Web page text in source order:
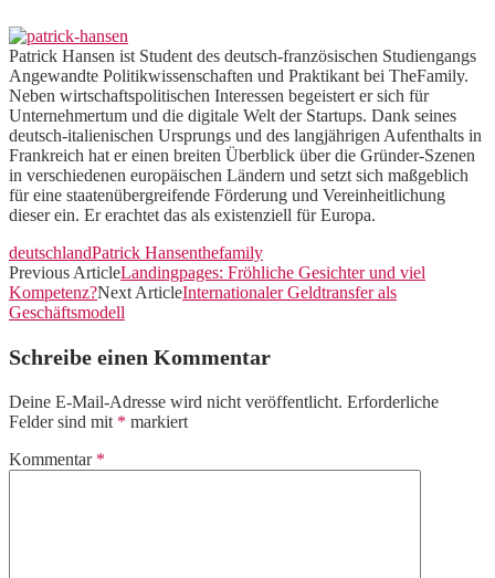
Patrick Hansen ist Student des deutsch-französischen Studiengangs
Angewandte Politikwissenschaften und Praktikant bei TheFamily.
Neben wirtschaftspolitischen Interessen begeistert er sich für
Unternehmertum und die digitale Welt der Startups. Dank seines
deutsch-italienischen Ursprungs und des langjährigen Aufenthalts in
Frankreich hat er einen breiten Überblick über die Gründer-Szenen
in verschiedenen europäischen Ländern und setzt sich maßgeblich
für eine staatenübergreifende Förderung und Vereinheitlichung
dieser ein. Er erachtet das als existenziell für Europa.
deutschlandPatrick Hansenthefamily
Previous ArticleLandingpages: Fröhliche Gesichter und viel
Kompetenz?Next ArticleInternationaler Geldtransfer als
Geschäftsmodell
Schreibe einen Kommentar
Deine E-Mail-Adresse wird nicht veröffentlicht. Erforderliche
Felder sind mit * markiert
Kommentar *